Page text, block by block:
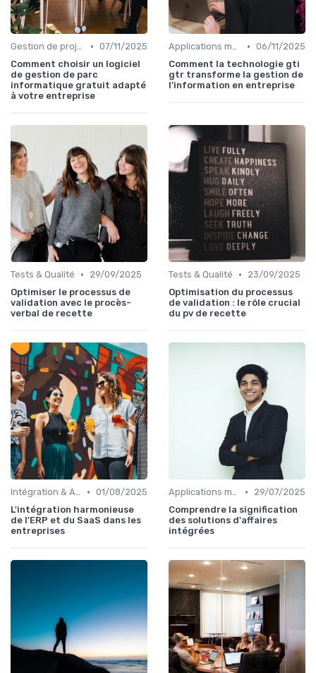
Gestion de projets • 07/11/2025
Comment choisir un logiciel
de gestion de parc
informatique gratuit adapté
à votre entreprise
Applications métiers • 06/11/2025
Comment la technologie gti
gtr transforme la gestion de
l’information en entreprise
Tests & Qualité •
29/09/2025
Optimiser le processus de
validation avec le procès-
verbal de recette
Tests & Qualité •
23/09/2025
Optimisation du processus
de validation : le rôle crucial
du pv de recette
Intégration & APIs • 01/08/2025
L'intégration harmonieuse
de l'ERP et du SaaS dans les
entreprises
Applications métiers •
29/07/2025
Comprendre la signification
des solutions d'affaires
intégrées